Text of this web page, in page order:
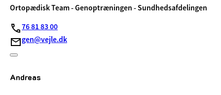
Ortopædisk Team - Genoptræningen - Sundhedsafdelingen
76 81 83 00
gen@vejle.dk
Andreas